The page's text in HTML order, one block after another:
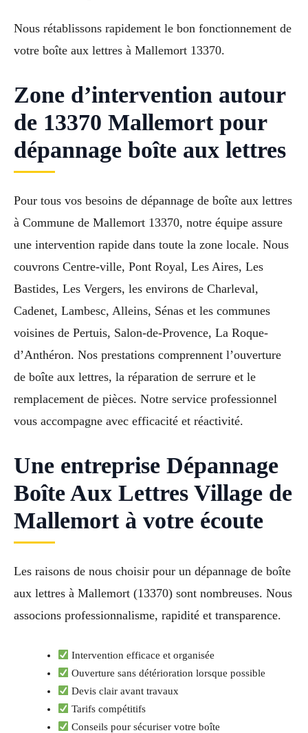
Nous rétablissons rapidement le bon fonctionnement de
votre boîte aux lettres à Mallemort 13370.
Zone d’intervention autour
de 13370 Mallemort pour
dépannage boîte aux lettres
Pour tous vos besoins de dépannage de boîte aux lettres
à Commune de Mallemort 13370, notre équipe assure
une intervention rapide dans toute la zone locale. Nous
couvrons Centre-ville, Pont Royal, Les Aires, Les
Bastides, Les Vergers, les environs de Charleval,
Cadenet, Lambesc, Alleins, Sénas et les communes
voisines de Pertuis, Salon-de-Provence, La Roque-
d’Anthéron. Nos prestations comprennent l’ouverture
de boîte aux lettres, la réparation de serrure et le
remplacement de pièces. Notre service professionnel
vous accompagne avec efficacité et réactivité.
Une entreprise Dépannage
Boîte Aux Lettres Village de
Mallemort à votre écoute
Les raisons de nous choisir pour un dépannage de boîte
aux lettres à Mallemort (13370) sont nombreuses. Nous
associons professionnalisme, rapidité et transparence.
Intervention efficace et organisée
Ouverture sans détérioration lorsque possible
Devis clair avant travaux
Tarifs compétitifs
Conseils pour sécuriser votre boîte